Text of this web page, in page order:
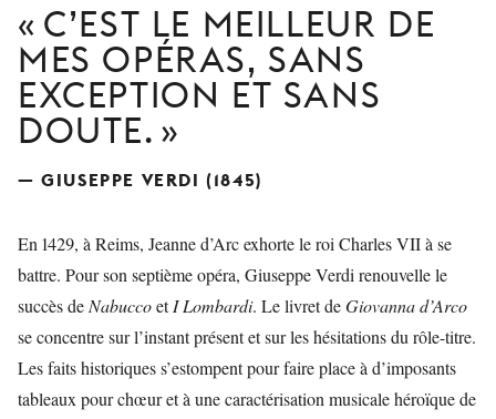
C’EST LE MEILLEUR DE
MES OPÉRAS, SANS
EXCEPTION ET SANS
DOUTE.
— GIUSEPPE VERDI (1845)
En 1429, à Reims, Jeanne d’Arc exhorte le roi Charles VII à se
battre. Pour son septième opéra, Giuseppe Verdi renouvelle le
succès de NabuccoetI Lombardi. Le livret deGiovanna d’Arco
se concentre sur l’instant présent et sur les hésitations du rôle-titre.
Les faits historiques s’estompent pour faire place à d’imposants
tableaux pour chœur et à une caractérisation musicale héroïque de